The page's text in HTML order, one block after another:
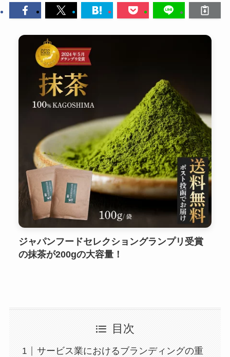
ジャパンフードセレクショングランプリ受賞
の抹茶が200gの大容量！
目次
サービス業におけるブランディングの重